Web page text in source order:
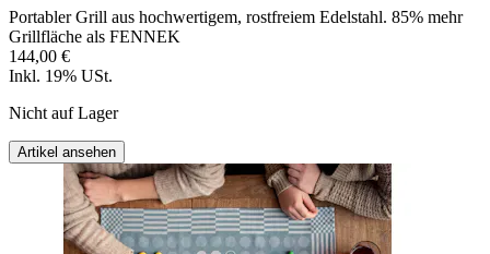
Portabler Grill aus hochwertigem, rostfreiem Edelstahl. 85% mehr
Grillfläche als FENNEK
144,00 €
Inkl. 19% USt.
Nicht auf Lager
Artikel ansehen